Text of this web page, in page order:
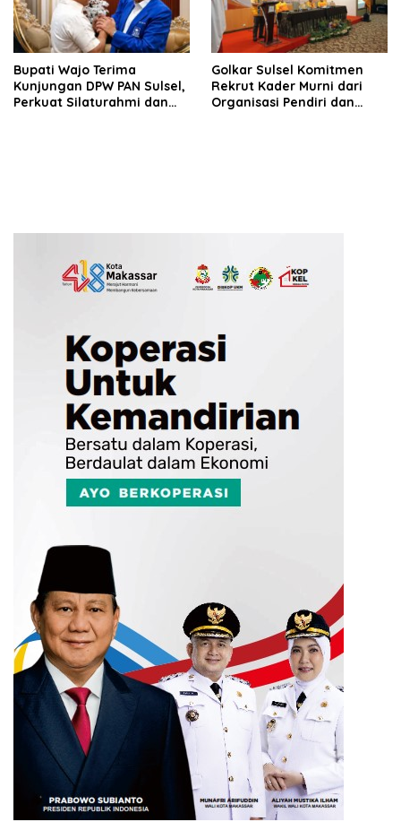
Bupati Wajo Terima
Kunjungan DPW PAN Sulsel,
Perkuat Silaturahmi dan
Golkar Sulsel Komitmen
Rekrut Kader Murni dari
Organisasi Pendiri dan